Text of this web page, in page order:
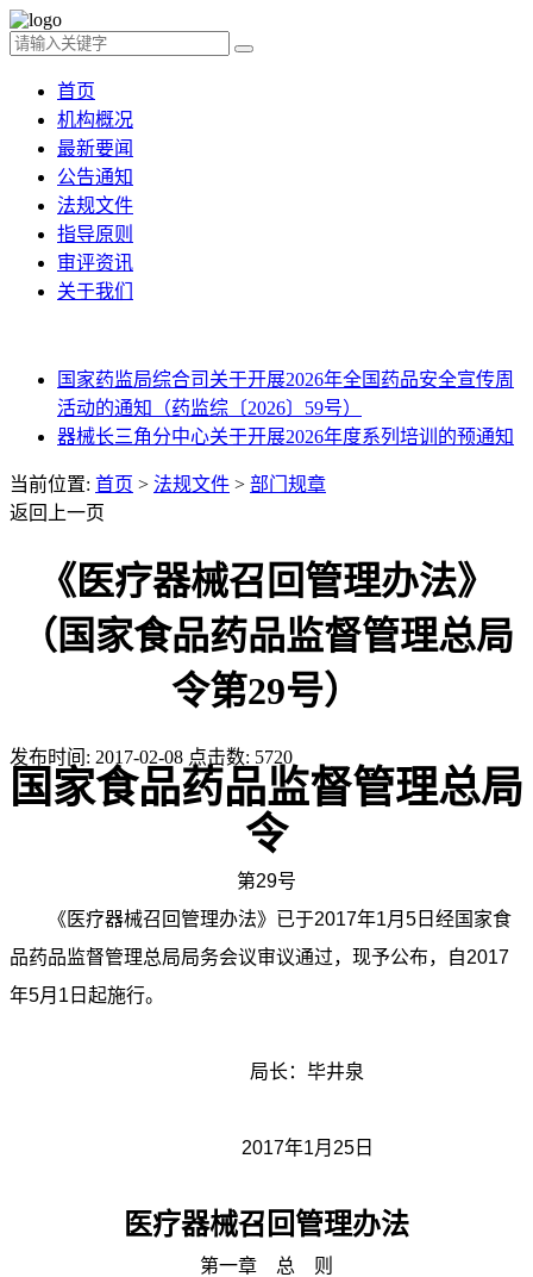
首页
机构概况
最新要闻
公告通知
法规文件
指导原则
审评资讯
关于我们
国家药监局综合司关于开展2026年全国药品安全宣传周
活动的通知（药监综〔2026〕59号）
器械长三角分中心关于开展2026年度系列培训的预通知
当前位置: 首页 > 法规文件 > 部门规章
返回上一页
《医疗器械召回管理办法》
（国家食品药品监督管理总局
令第29号）
发布时间: 2017-02-08 点击数: 5720
国家食品药品监督管理总局
令
第29号
《医疗器械召回管理办法》已于2017年1月5日经国家食
品药品监督管理总局局务会议审议通过，现予公布，自2017
年5月1日起施行。
局长：毕井泉
2017年1月25日
医疗器械召回管理办法
第一章 总 则